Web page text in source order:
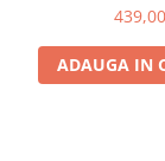
ADAUGA IN